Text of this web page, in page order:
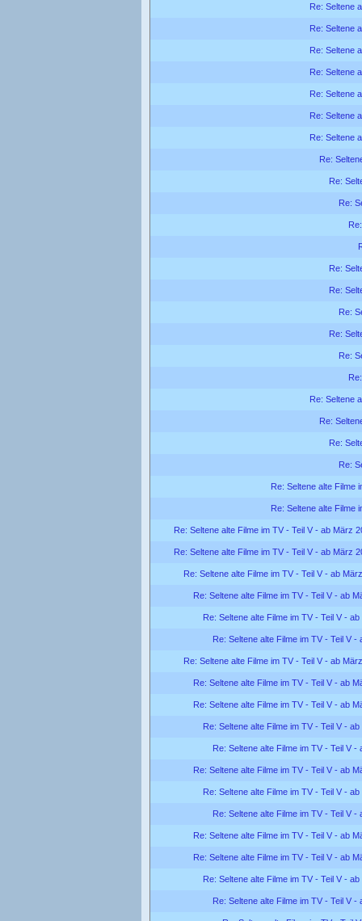
Re: Seltene
Re: Seltene
Re: Seltene
Re: Seltene
Re: Seltene
Re: Seltene
Re: Seltene
Re:
Re:
Re:
Re:
Re:
Re:
Re:
Re:
Re: Seltene
Re:
Re:
Re:
Re: Seltene alte Filme
Re: Seltene alte Filme
Re: Seltene alte Filme im TV - Teil V - ab März
Re: Seltene alte Filme im TV - Teil V - ab März
Re: Seltene alte Filme im TV - Teil V - ab
Re: Seltene alte Filme im TV - Teil V - ab
Re: Seltene alte Filme im TV - Teil V -
Re: Seltene alte Filme im TV - Teil V -
Re: Seltene alte Filme im TV - Teil V - ab
Re: Seltene alte Filme im TV - Teil V - ab
Re: Seltene alte Filme im TV - Teil V - ab
Re: Seltene alte Filme im TV - Teil V -
Re: Seltene alte Filme im TV - Teil V -
Re: Seltene alte Filme im TV - Teil V - ab
Re: Seltene alte Filme im TV - Teil V -
Re: Seltene alte Filme im TV - Teil V -
Re: Seltene alte Filme im TV - Teil V - ab
Re: Seltene alte Filme im TV - Teil V - ab
Re: Seltene alte Filme im TV - Teil V -
Re: Seltene alte Filme im TV - Teil V -